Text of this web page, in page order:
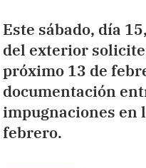
Este sábado, día
del exterior
próximo 13 de
documentación
impugnaciones en
febrero.